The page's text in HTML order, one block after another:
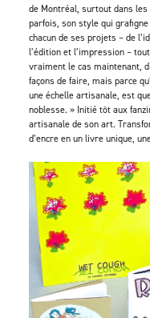
de Montréal, surtout dans les
parfois, son style qui
chacun de ses projets – de
l’édition et l’impression –
vraiment le cas maintenant,
façons de faire, mais parce
une échelle artisanale, est
noblesse. » Initié tôt aux
artisanale de son art.
d’encre en un livre unique,